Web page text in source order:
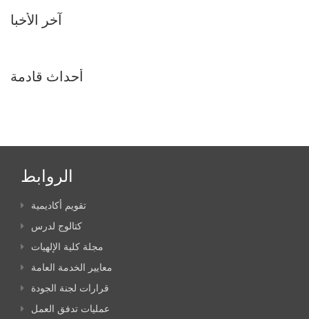
آخر الأخبا
أحداث قادمة
الروابط
تقويم أكاديمية
كتالوج لدرس
مجلة كلية الإلهيات
معايير الخدمة العامة
قرارات لجنة الجودة
عمليات تدفق العمل